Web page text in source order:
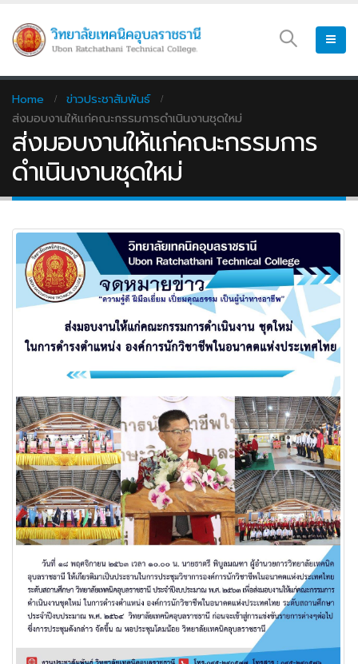
Home
ข่าวประชาสัมพันธ์
ส่งมอบงานให้แก่คณะกรรมการดำเนินงานชุดใหม่
ส่งมอบงานให้แก่คณะกรรมการ
ดำเนินงานชุดใหม่